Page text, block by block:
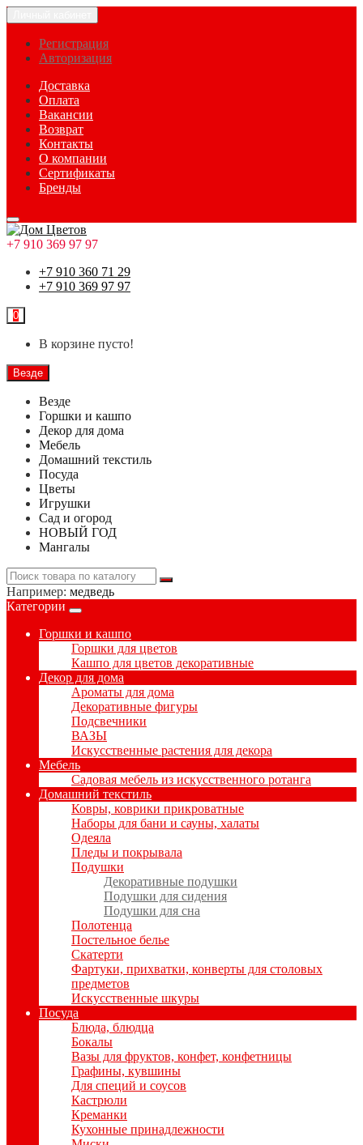
Регистрация
Авторизация
Доставка
Оплата
Вакансии
Возврат
Контакты
О компании
Сертификаты
Бренды
+7 910 369 97 97
+7 910 360 71 29
+7 910 369 97 97
0
В корзине пусто!
Везде
Везде
Горшки и кашпо
Декор для дома
Мебель
Домашний текстиль
Посуда
Цветы
Игрушки
Сад и огород
НОВЫЙ ГОД
Мангалы
Например: медведь
Категории
Горшки и кашпо
Горшки для цветов
Кашпо для цветов декоративные
Декор для дома
Ароматы для дома
Декоративные фигуры
Подсвечники
ВАЗЫ
Искусственные растения для декора
Мебель
Садовая мебель из искусственного ротанга
Домашний текстиль
Ковры, коврики прикроватные
Наборы для бани и сауны, халаты
Одеяла
Пледы и покрывала
Подушки
Декоративные подушки
Подушки для сидения
Подушки для сна
Полотенца
Постельное белье
Скатерти
Фартуки, прихватки, конверты для столовых
предметов
Искусственные шкуры
Посуда
Блюда, блюдца
Бокалы
Вазы для фруктов, конфет, конфетницы
Графины, кувшины
Для специй и соусов
Кастрюли
Креманки
Кухонные принадлежности